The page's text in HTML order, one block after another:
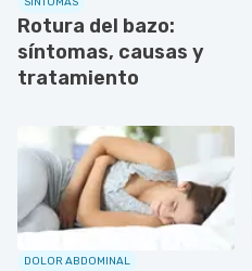
Rotura del bazo:
síntomas, causas y
tratamiento
DOLOR ABDOMINAL